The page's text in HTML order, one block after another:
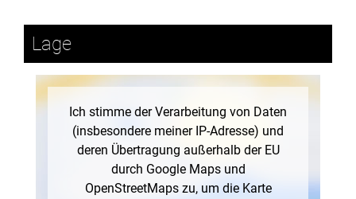
Lage
Ich stimme der Verarbeitung von Daten
(insbesondere meiner IP-Adresse) und
deren Übertragung außerhalb der EU
durch Google Maps und
OpenStreetMaps zu, um die Karte